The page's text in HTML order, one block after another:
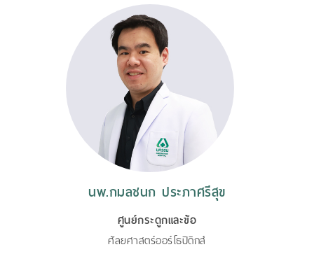
นพ.กมลชนก ประภาศรีสุข
ศูนย์กระดูกและข้อ
ศัลยศาสตร์ออร์โธปิดิกส์